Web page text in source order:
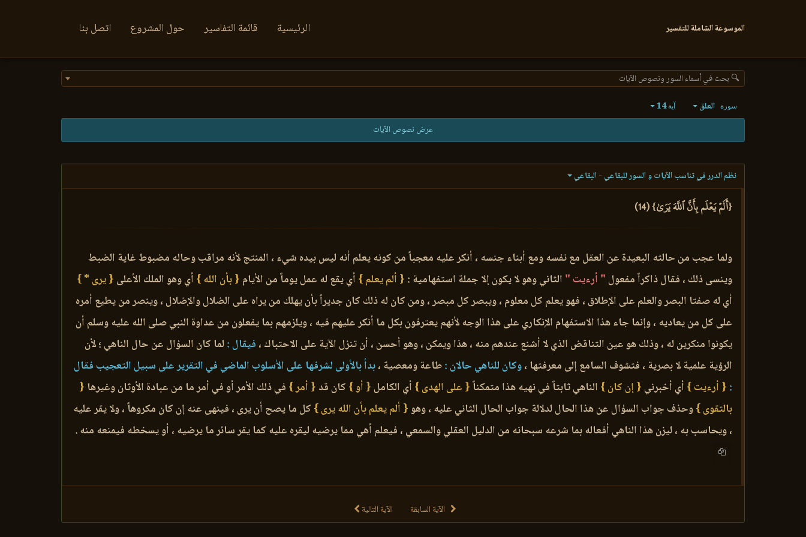
الموسوعة الشاملة للتفسير الرئيسية قائمة التفاسير حول المشروع اتصل بنا
🔍 بحث في أسماء السور ونصوص الآيات
سورة العلق آية14
عرض نصوص الآيات
نظم الدرر في تناسب الآيات و السور للبقاعي - البقاعي
{أَلَمۡ يَعۡلَم بِأَنَّ ٱللَّهَ يَرَىٰ} (14)
ولما عجب من حالته البعيدة عن العقل مع نفسه ومع أبناء جنسه ، أنكر عليه معجباً من كونه يعلم أنه ليس بيده شيء ، المنتج لأنه مراقب وحاله مضبوط غاية الضبط
وينسى ذلك ، فقال ذاكراً مفعول " أرءيت " الثاني وهو لا يكون إلا جملة استفهامية : { ألم يعلم } أي يقع له عمل يوماً من الأيام { بأن الله } أي وهو الملك الأعلى { يرى * }
أي له صفتا البصر والعلم على الإطلاق ، فهو يعلم كل معلوم ، ويبصر كل مبصر ، ومن كان له ذلك كان جديراً بأن يهلك من يراه على الضلال والإضلال ، وينصر من يطيع أمره
على كل من يعاديه ، وإنما جاء هذا الاستفهام الإنكاري على هذا الوجه لأنهم يعترفون بكل ما أنكر عليهم فيه ، ويلزمهم بما يفعلون من عداوة النبي صلى الله عليه وسلم أن
يكونوا منكرين له ، وذلك هو عين التناقض الذي لا أشنع عندهم منه ، هذا ويمكن ، وهو أحسن ، أن تنزل الآية على الاحتباك ، فيقال : لما كان السؤال عن حال الناهي ؛ لأن
الرؤية علمية لا بصرية ، فتشوف السامع إلى معرفتها ،وكان للناهي حالان :طاعة ومعصية ،بدأ بالأولى لشرفها على الأسلوب الماضي في التقرير على سبيل التعجيب فقال
: { أرءيت } أي أخبرني { إن كان } الناهي ثابتاً في نهيه هذا متمكناً{ على الهدى } أي الكامل { أو } كان قد { أمر } في ذلك الأمر أو في أمر ما من عبادة الأوثان وغيرها {
بالتقوى }وحذف جواب السؤال عن هذا الحال لدلالة جواب الحال الثاني عليه ، وهو{ ألم يعلم بأن الله يرى } كل ما يصح أن يرى ، فينهى عنه إن كان مكروهاً ، ولا يقر عليه
، ويحاسب به ، ليزن هذا الناهي أفعاله بما شرعه سبحانه من الدليل العقلي والسمعي ، فيعلم أهي مما يرضيه ليقره عليه كما يقر سائر ما يرضيه ، أو يسخطه فيمنعه منه .
الآية السابقة الآية التالية